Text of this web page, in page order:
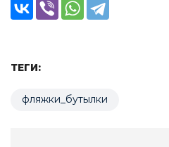
ТЕГИ:
фляжки_бутылки